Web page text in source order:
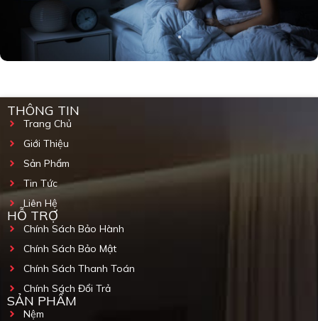
THÔNG TIN
Trang Chủ
Giới Thiệu
Sản Phẩm
Tin Tức
Liên Hệ
HỖ TRỢ
Chính Sách Bảo Hành
Chính Sách Bảo Mật
Chính Sách Thanh Toán
Chính Sách Đổi Trả
SẢN PHẨM
Nệm